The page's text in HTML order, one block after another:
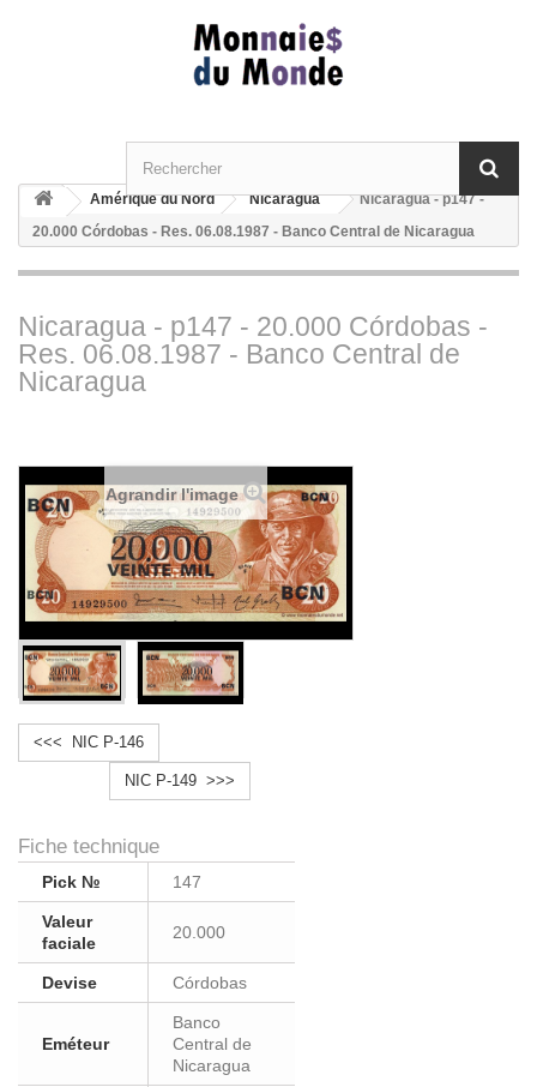
Amérique du Nord Nicaragua
Nicaragua - p147 -
20.000 Córdobas - Res. 06.08.1987 - Banco Central de Nicaragua
Nicaragua - p147 - 20.000 Córdobas -
Res. 06.08.1987 - Banco Central de
Nicaragua
Agrandir l'image
<<< NIC P-146
NIC P-149 >>>
Fiche technique
Pick № 147
Valeur
faciale
20.000
Devise Córdobas
Eméteur
Banco
Central de
Nicaragua